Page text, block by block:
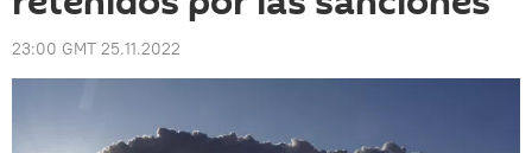
23:00 GMT 25.11.2022